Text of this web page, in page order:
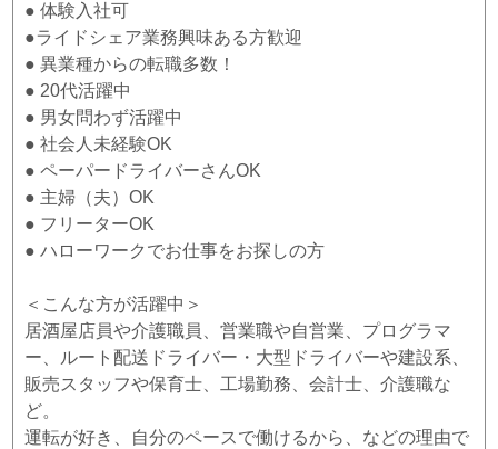
● 体験入社可
●ライドシェア業務興味ある方歓迎
● 異業種からの転職多数！
● 20代活躍中
● 男女問わず活躍中
● 社会人未経験OK
● ペーパードライバーさんOK
● 主婦（夫）OK
● フリーターOK
● ハローワークでお仕事をお探しの方
＜こんな方が活躍中＞
居酒屋店員や介護職員、営業職や自営業、プログラマ
ー、ルート配送ドライバー・大型ドライバーや建設系、
販売スタッフや保育士、工場勤務、会計士、介護職な
ど。
運転が好き、自分のペースで働けるから、などの理由で